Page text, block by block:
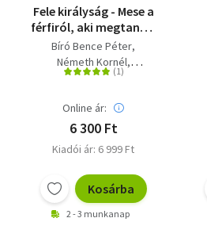
Fele királyság - Mese a
férfiról, aki megtanult
érezni
Bíró Bence Péter
Németh Kornél
Takács Dalma
Online ár:
6 300 Ft
Kiadói ár: 6 999 Ft
Kosárba
2 - 3 munkanap